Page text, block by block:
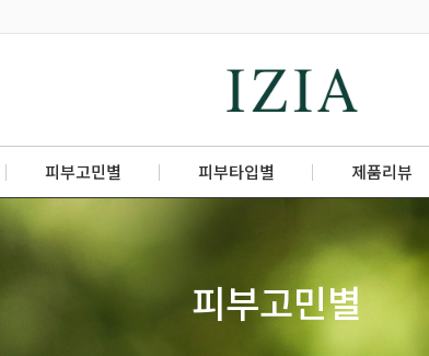
피부고민별 피부타입별 제품리뷰
피부고민별